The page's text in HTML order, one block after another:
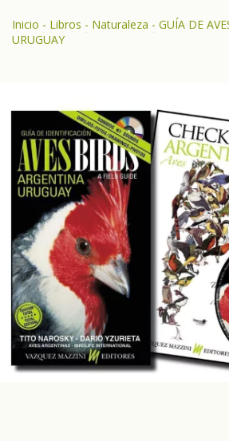
Inicio - Libros - Naturaleza - GUÍA DE
URUGUAY